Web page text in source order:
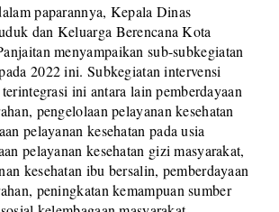
paparannya, Kepala Dinas
dan Keluarga Berencana Kota
menyampaikan sub-subkegiatan
2022 ini. Subkegiatan intervensi
ini antara lain pemberdayaan
pengelolaan pelayanan kesehatan
pelayanan kesehatan pada usia
pelayanan kesehatan gizi masyarakat,
kesehatan ibu bersalin, pemberdayaan
peningkatan kemampuan sumber